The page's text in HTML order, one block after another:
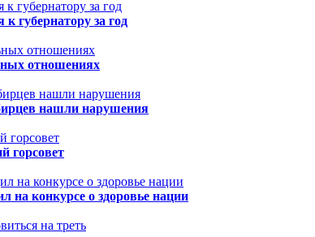
губернатору за год
отношениях
нашли нарушения
горсовет
на конкурсе о здоровье нации